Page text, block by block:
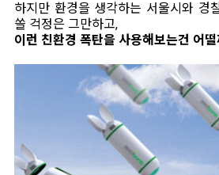
하지만 환경을 생각하는 서울시와 경
쏠 걱정은 그만하고,
이런 친환경 폭탄을 사용해보는건 어